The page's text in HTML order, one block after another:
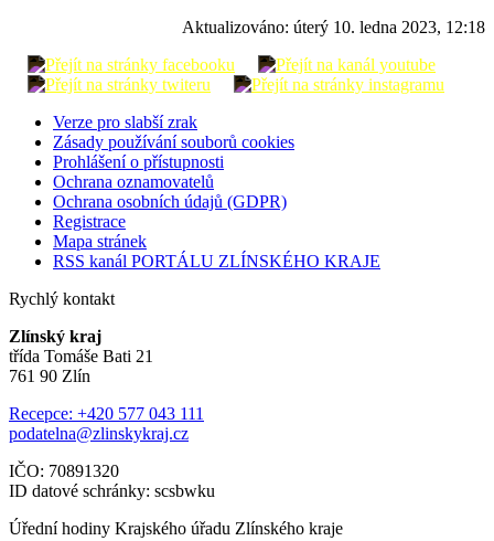
Aktualizováno: úterý 10. ledna 2023, 12:18
Verze pro slabší zrak
Zásady používání souborů cookies
Prohlášení o přístupnosti
Ochrana oznamovatelů
Ochrana osobních údajů (GDPR)
Registrace
Mapa stránek
RSS kanál PORTÁLU ZLÍNSKÉHO KRAJE
Rychlý kontakt
Zlínský kraj
třída Tomáše Bati 21
761 90 Zlín
Recepce: +420 577 043 111
podatelna@zlinskykraj.cz
IČO: 70891320
ID datové schránky: scsbwku
Úřední hodiny Krajského úřadu Zlínského kraje